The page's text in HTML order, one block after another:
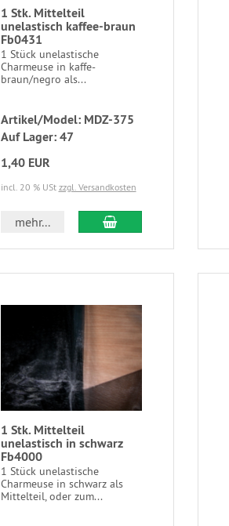
1 Stk. Mittelteil
unelastisch kaffee-braun
Fb0431
1 Stück unelastische
Charmeuse in kaffe-
braun/negro als...
Artikel/Model: MDZ-375
Auf Lager: 47
1,40 EUR
incl. 20 % USt zzgl. Versandkosten
mehr...
1 Stk. Mittelteil
unelastisch in schwarz
Fb4000
1 Stück unelastische
Charmeuse in schwarz als
Mittelteil, oder zum...